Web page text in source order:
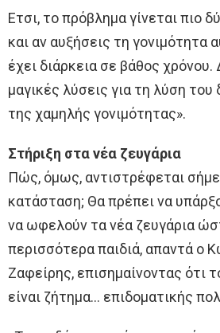
Ετσι, το πρόβλημα γίνεται πιο
και αν αυξήσεις τη γονιμότητα
έχει διάρκεια σε βάθος
μαγικές λύσεις για τη λύση του
της χαμηλής γονιμότητας».
Στήριξη στα νέα ζευγάρια
Πώς, όμως, αντιστρέφεται
κατάσταση; Θα πρέπει να
να ωφελούν τα νέα ζευγάρια
περισσότερα παιδιά, απαντά ο
Ζαφείρης, επισημαίνοντας ότι
είναι ζήτημα… επιδοματικής